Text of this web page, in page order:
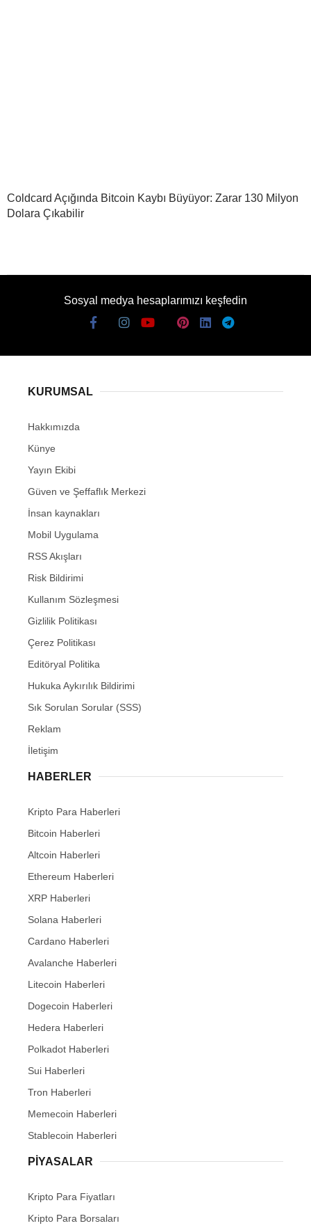
Coldcard Açığında Bitcoin Kaybı Büyüyor: Zarar 130 Milyon
Dolara Çıkabilir
Sosyal medya hesaplarımızı keşfedin
KURUMSAL
Hakkımızda
Künye
Yayın Ekibi
Güven ve Şeffaflık Merkezi
İnsan kaynakları
Mobil Uygulama
RSS Akışları
Risk Bildirimi
Kullanım Sözleşmesi
Gizlilik Politikası
Çerez Politikası
Editöryal Politika
Hukuka Aykırılık Bildirimi
Sık Sorulan Sorular (SSS)
Reklam
İletişim
HABERLER
Kripto Para Haberleri
Bitcoin Haberleri
Altcoin Haberleri
Ethereum Haberleri
XRP Haberleri
Solana Haberleri
Cardano Haberleri
Avalanche Haberleri
Litecoin Haberleri
Dogecoin Haberleri
Hedera Haberleri
Polkadot Haberleri
Sui Haberleri
Tron Haberleri
Memecoin Haberleri
Stablecoin Haberleri
PIYASALAR
Kripto Para Fiyatları
Kripto Para Borsaları